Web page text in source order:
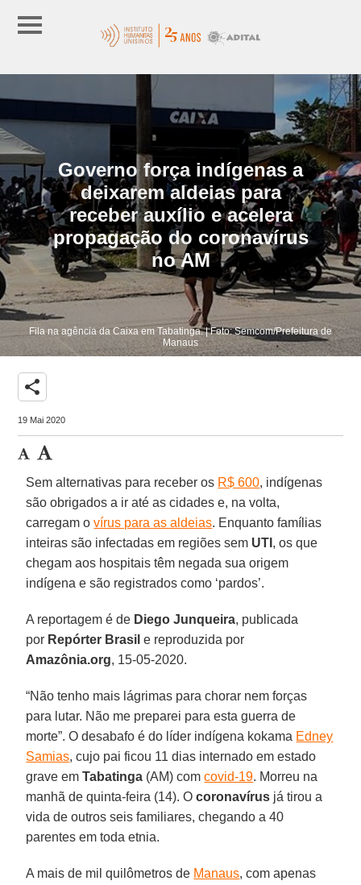
Governo força indígenas a
deixarem aldeias para
receber auxílio e acelera
propagação do coronavírus
no AM
Fila na agência da Caixa em Tabatinga. | Foto: Semcom/Prefeitura de
Manaus
share
19 Mai 2020
Sem alternativas para receber os R$ 600, indígenas
são obrigados a ir até as cidades e, na volta,
carregam ovírus para as aldeias. Enquanto famílias
inteiras são infectadas em regiões sem UTI , os que
chegam aos hospitais têm negada sua origem
indígena e são registrados como ‘pardos’.
A reportagem é de Diego Junqueira, publicada
por Repórter Brasil e reproduzida por
Amazônia.org, 15-05-2020.
“Não tenho mais lágrimas para chorar nem forças
para lutar. Não me preparei para esta guerra de
morte”. O desabafo é do líder indígena kokama Edney
Samias, cujo pai ficou 11 dias internado em estado
grave emTabatinga (AM) comcovid-19. Morreu na
manhã de quinta-feira (14). Ocoronavírus já tirou a
vida de outros seis familiares, chegando a 40
parentes em toda etnia.
A mais de mil quilômetros de Manaus, com apenas